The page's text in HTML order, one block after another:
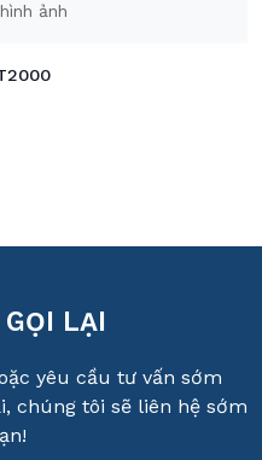
ảnh
LẠI
yêu cầu tư vấn sớm
chúng tôi sẽ liên hệ sớm